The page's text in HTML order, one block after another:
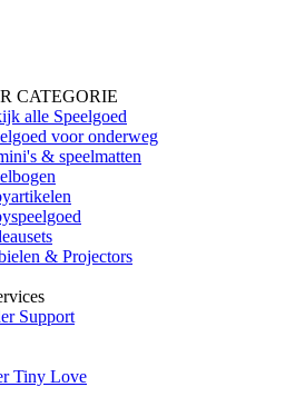
CATEGORIE
alle Speelgoed
voor onderweg
& speelmatten
& Projectors
Support
Tiny Love